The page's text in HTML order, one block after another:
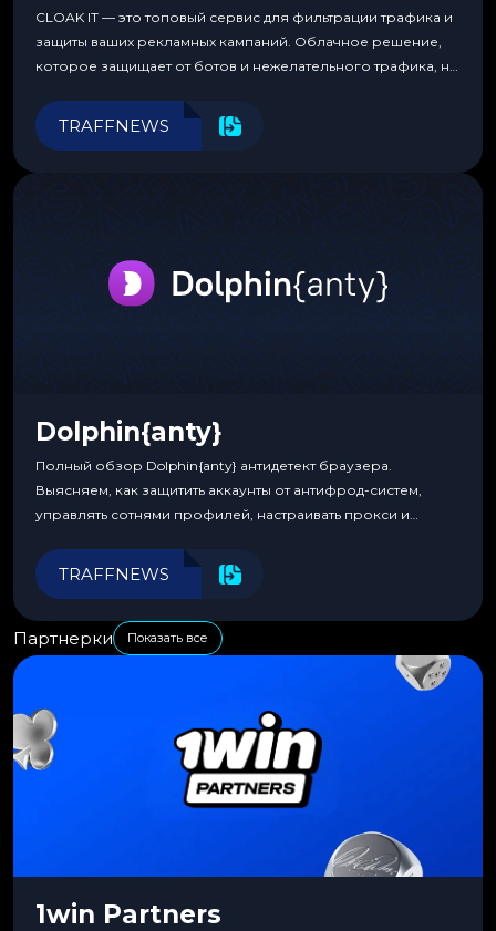
CLOAK IT — это топовый сервис для фильтрации трафика и
защиты ваших рекламных кампаний. Облачное решение,
которое защищает от ботов и нежелательного трафика, не
программирования.
TRAFFNEWS
Dolphin{anty}
Полный обзор Dolphin{anty} антидетект браузера.
Выясняем, как защитить аккаунты от антифрод-систем,
управлять сотнями профилей, настраивать прокси и
эффективности.
TRAFFNEWS
Партнерки Показать все
1win Partners